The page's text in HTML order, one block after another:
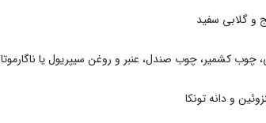
و گلابی سفید
چوب کشمیر، چوب صندل، عنبر و روغن سیپریول یا ناگارموتا
و دانه تونکا